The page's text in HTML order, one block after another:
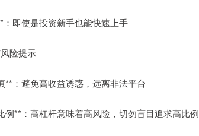
即使是投资新手也能快速上手
险提示
**：避免高收益诱惑，远离非法平台
例**：高杠杆意味着高风险，切勿盲目追求高比例